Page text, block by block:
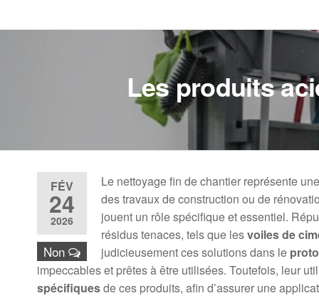
Les produits
FÉV
24
2026
Non
Le nettoyage fin de chantier représente
des travaux de construction ou de
jouent un rôle spécifique et essentiel.
résidus tenaces, tels que lesvoiles de
judicieusement ces solutions dans le
impeccables et prêtes à être utilisées. Toutefois, leur
spécifiquesde ces produits, afin d’assurer une